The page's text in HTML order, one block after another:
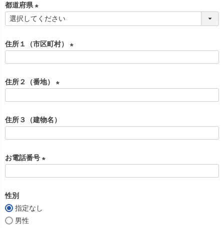
須
)
都道府県
(
須
住所１（市区町村）
住所２（番地）
須
住所３（建物名）
お電話番号
性別
指定なし
男性